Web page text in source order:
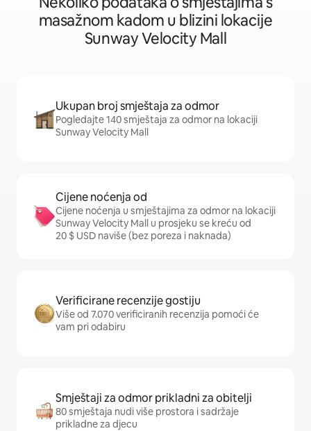
masažnom kadom u blizini lokacije
Sunway Velocity Mall
Ukupan broj smještaja za odmor
Pogledajte 140 smještaja za odmor na lokaciji
Sunway Velocity Mall
Cijene noćenja od
Cijene noćenja u smještajima za odmor na lokaciji
Sunway Velocity Mall u prosjeku se kreću od
20 $ USD naviše (bez poreza i naknada)
Verificirane recenzije gostiju
Više od 7.070 verificiranih recenzija pomoći će
vam pri odabiru
Smještaji za odmor prikladni za obitelji
80 smještaja nudi više prostora i sadržaje
prikladne za djecu